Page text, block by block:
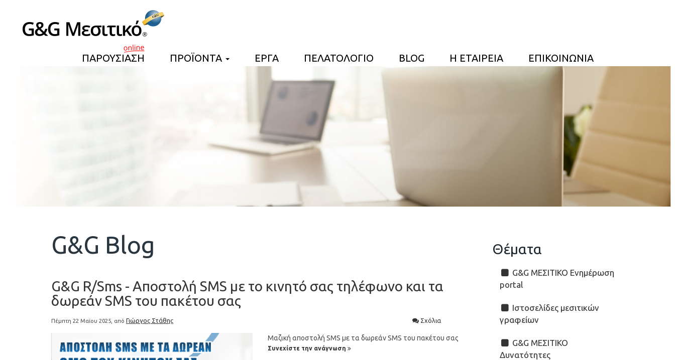
ΠΑΡΟΥΣΙΑΣΗ ΠΡΟΪΟΝΤΑ ΕΡΓΑ ΠΕΛΑΤΟΛΟΓΙΟ BLOG Η ΕΤΑΙΡΕΙΑ ΕΠΙΚΟΙΝΩΝΙΑ
G&G Blog
G&G R/Sms - Αποστολή SMS με το κινητό σας τηλέφωνο και τα
δωρεάν SMS του πακέτου σας
Πέμπτη 22 Μαϊου 2025, από Γιώργος Στάθης Σχόλια
Μαζική αποστολή SMS με τα δωρεάν SMS του πακέτου σας
Συνεχίστε την ανάγνωση
Θέματα
G&G ΜΕΣΙΤΙΚΟ Ενημέρωση
portal
Ιστοσελίδες μεσιτικών
γραφείων
G&G ΜΕΣΙΤΙΚΟ
Δυνατότητες